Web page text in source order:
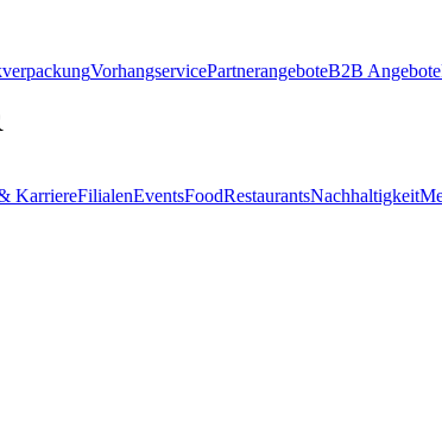
VorhangservicePartnerangeboteB2B Angebote
KarriereFilialenEventsFoodRestaurantsNachhaltigkeit